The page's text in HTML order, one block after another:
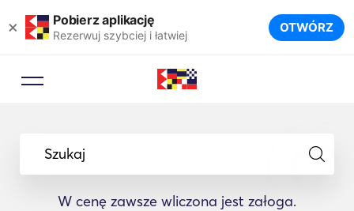
× Pobierz aplikację
Rezerwuj szybciej i łatwiej OTWÓRZ
Szukaj
W cenę zawsze wliczona jest załoga.